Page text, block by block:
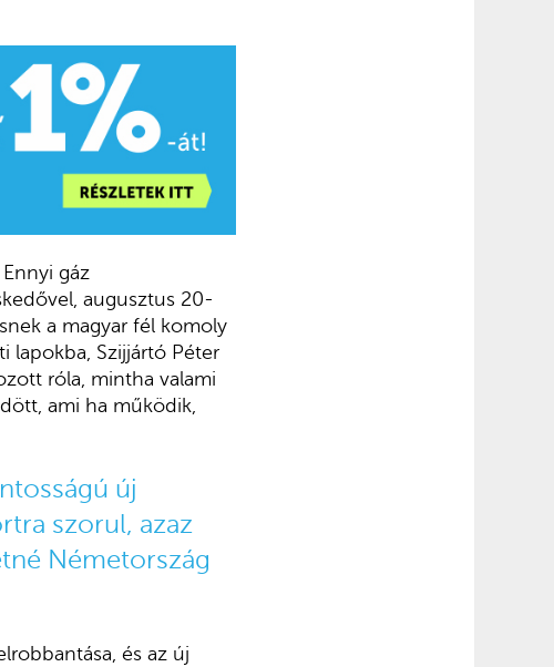
gáz
augusztus 20-
a magyar fél komoly
lapokba, Szijjártó Péter
róla, mintha valami
ami ha működik,
új
szorul, azaz
Németország
és az új